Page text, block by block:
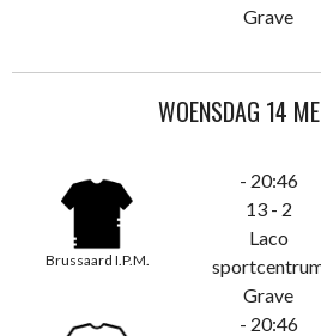
Grave
WOENSDAG 14
Brussaard I.P.M.
- 20:46
13 - 2
Laco
Grave
- 20:46